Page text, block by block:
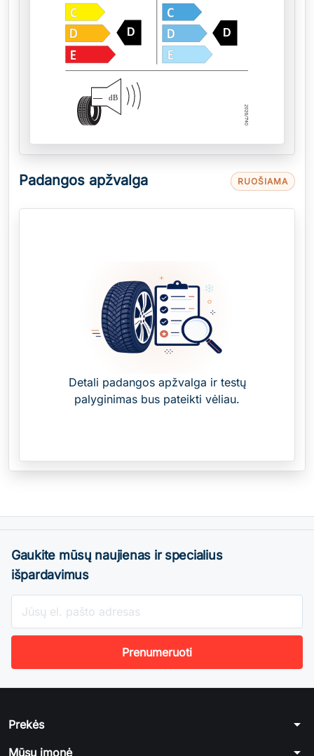
D D
— dB
Padangos apžvalga RUOŠIAMA
Detali padangos apžvalga ir testų
palyginimas bus pateikti vėliau.
Gaukite mūsų naujienas ir specialius
išpardavimus
Prekės arrow_drop_down
Mūsų įmonė arrow_drop_down